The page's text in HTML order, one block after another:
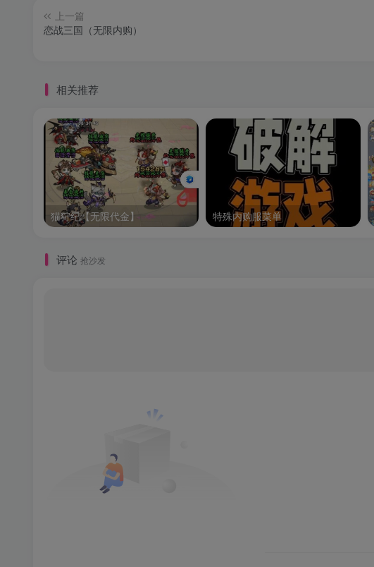
上一篇
恋战三国（无限内购）
相关推荐
猫狩纪【无限代金】 特殊内购服菜单
评论 抢沙发